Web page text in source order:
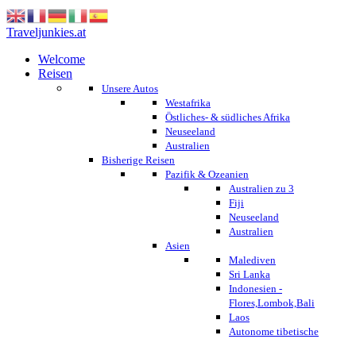
Traveljunkies.at
Welcome
Reisen
Unsere Autos
Westafrika
Östliches- & südliches Afrika
Neuseeland
Australien
Bisherige Reisen
Pazifik & Ozeanien
Australien zu 3
Fiji
Neuseeland
Australien
Asien
Malediven
Sri Lanka
Indonesien -
Flores,Lombok,Bali
Laos
Autonome tibetische